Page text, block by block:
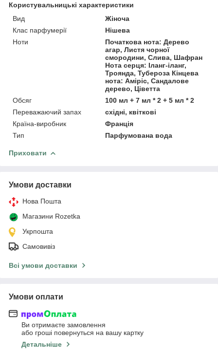
Користувальницькі характеристики
Вид
Жіноча
Клас парфумерії
Нішева
Ноти
Початкова нота: Дерево
агар, Листя чорної
смородини, Слива, Шафран
Нота серця: Іланг-іланг,
Троянда, Тубероза Кінцева
нота: Аміріс, Сандалове
дерево, Ціветта
Обсяг
100 мл + 7 мл * 2 + 5 мл * 2
Переважаючий запах
східні, квіткові
Країна-виробник
Франція
Тип
Парфумована вода
Приховати
Умови доставки
Нова Пошта
Магазини Rozetka
Укрпошта
Самовивіз
Всі умови доставки
Умови оплати
Ви отримаєте замовлення
або гроші повернуться на вашу картку
Детальніше